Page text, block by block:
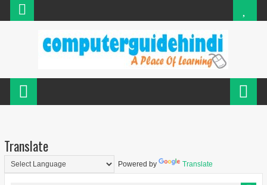
Translate
Powered by Translate